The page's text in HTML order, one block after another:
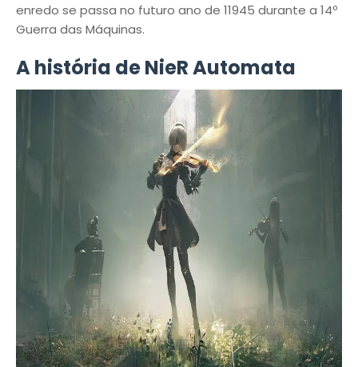
enredo se passa no futuro ano de 11945 durante a 14º
Guerra das Máquinas.
A história de NieR Automata